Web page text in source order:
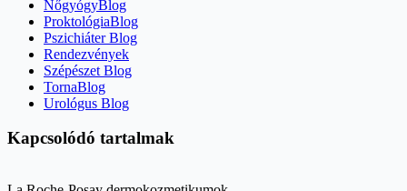
NőgyógyBlog
ProktológiaBlog
Pszichiáter Blog
Rendezvények
Szépészet Blog
TornaBlog
Urológus Blog
Kapcsolódó tartalmak